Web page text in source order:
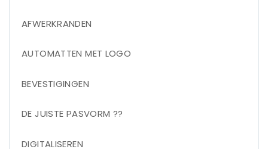
AFWERKRANDEN
AUTOMATTEN MET LOGO
BEVESTIGINGEN
DE JUISTE PASVORM ??
DIGITALISEREN